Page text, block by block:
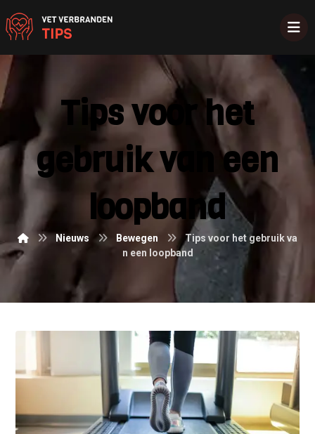
Tips voor het
gebruik van een
loopband
Nieuws Bewegen
Tips voor het gebruik va
n een loopband